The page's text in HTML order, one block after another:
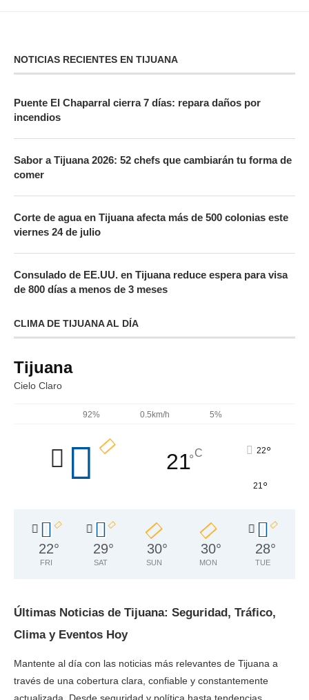
NOTICIAS RECIENTES EN TIJUANA
Puente El Chaparral cierra 7 días: repara daños por
incendios
Sabor a Tijuana 2026: 52 chefs que cambiarán tu forma de
comer
Corte de agua en Tijuana afecta más de 500 colonias este
viernes 24 de julio
Consulado de EE.UU. en Tijuana reduce espera para visa
de 800 días a menos de 3 meses
CLIMA DE TIJUANA AL DÍA
Tijuana
Cielo Claro
92% 0.5km/h 5%
21°C 22°
21 °
22°
FRI
29°
SAT
30°
SUN
30°
MON
28°
TUE
Últimas Noticias de Tijuana: Seguridad, Tráfico,
Clima y Eventos Hoy
Mantente al día con las noticias más relevantes de Tijuana a
través de una cobertura clara, confiable y constantemente
actualizada. Desde seguridad y política hasta tendencias,